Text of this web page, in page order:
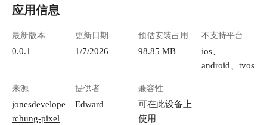
应用信息
最新版本
0.0.1
更新日期
1/7/2026
预估安装占用
98.85 MB
不支持平台
ios、
android、tvos
来源
jonesdevelope
rchung-pixel
提供者
Edward
兼容性
可在此设备上
使用